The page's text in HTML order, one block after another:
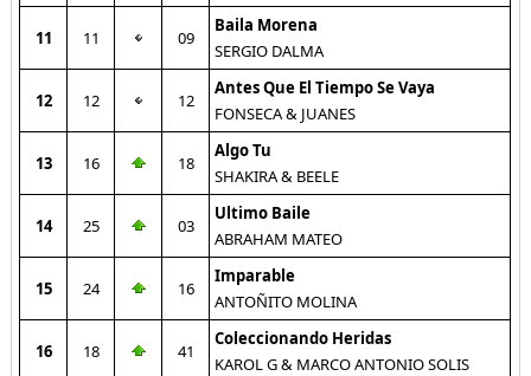
11 11 09
Baila Morena
SERGIO DALMA
12 12 12
Antes Que El Tiempo Se Vaya
FONSECA & JUANES
13 16 18
Algo Tu
SHAKIRA & BEELE
14 25 03
Ultimo Baile
ABRAHAM MATEO
15 24 16
Imparable
ANTOÑITO MOLINA
16 18 41
Coleccionando Heridas
KAROL G & MARCO ANTONIO SOLIS